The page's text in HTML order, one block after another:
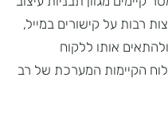
רבות על קישורים במייל,
אותו ללקוח
הקיימות המערכת של רב